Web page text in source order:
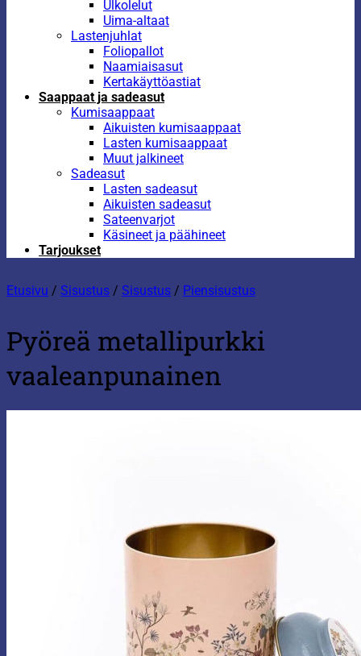
Ulkolelut
Uima-altaat
Lastenjuhlat
Foliopallot
Naamiaisasut
Kertakäyttöastiat
Saappaat ja sadeasut
Kumisaappaat
Aikuisten kumisaappaat
Lasten kumisaappaat
Muut jalkineet
Sadeasut
Lasten sadeasut
Aikuisten sadeasut
Sateenvarjot
Käsineet ja päähineet
Tarjoukset
Etusivu / Sisustus / Sisustus / Piensisustus
Pyöreä metallipurkki
vaaleanpunainen